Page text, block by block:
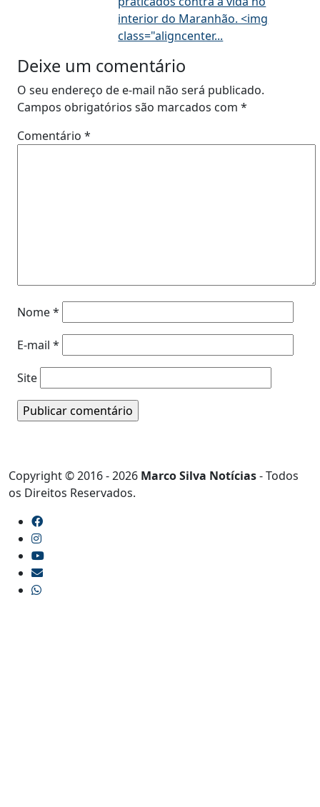
interior do Maranhão. <img
class="aligncenter...
Deixe um comentário
O seu endereço de e-mail não será publicado.
Campos obrigatórios são marcados com *
Comentário *
Nome*
E-mail *
Site
Copyright © 2016 - 2026 Marco Silva Notícias- Todos
os Direitos Reservados.